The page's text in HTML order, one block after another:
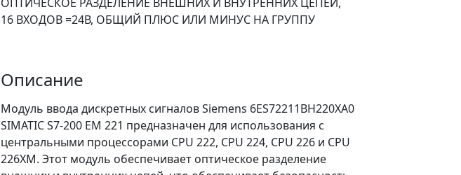
16 ВХОДОВ =24В, ОБЩИЙ ПЛЮС ИЛИ МИНУС НА ГРУППУ
Описание
Модуль ввода дискретных сигналов Siemens 6ES72211BH220XA0
SIMATIC S7-200 EM 221 предназначен для использования с
центральными процессорами CPU 222, CPU 224, CPU 226 и CPU
226XM. Этот модуль обеспечивает оптическое разделение